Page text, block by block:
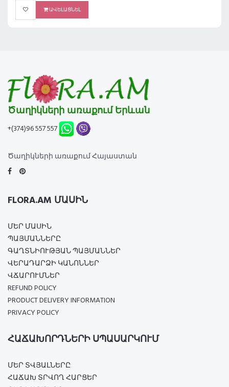
ԱՎԵԼԱՑՆԵԼ
Ծաղիկների առաքում Երևան
+(374)96 557 557
Ծաղիկների առաքում Հայաստան
FLORA.AM ՄԱՍԻՆ
ՄԵՐ ՄԱՍԻՆ
ՊԱՅՄԱՆՆԵՐԸ
ԳԱՂՏՆԻՈՒԹՅԱՆ ՊԱՅՄԱՆՆԵՐ
ՎԵՐԱԴԱՐՁԻ ԿԱՆՈՆՆԵՐ
ՎՃԱՐՈՒՄՆԵՐ
REFUND POLICY
PRODUCT DELIVERY INFORMATION
PRIVACY POLICY
ՀԱՃԱԽՈՐԴՆԵՐԻ ՍՊԱՍԱՐԿՈՒՄ
ՄԵՐ ՏՎՅԱԼՆԵՐԸ
ՀԱՃԱԽ ՏՐՎՈՂ ՀԱՐՑԵՐ